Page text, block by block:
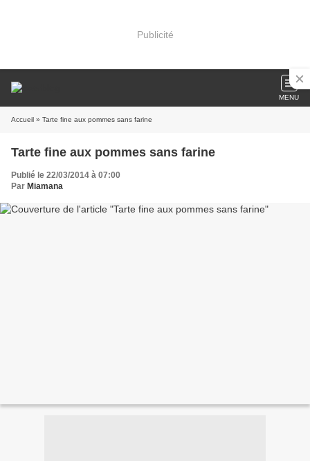
Publicité
MENU
Accueil » Tarte fine aux pommes sans farine
Tarte fine aux pommes sans farine
Publié le 22/03/2014 à 07:00
Par Miamana